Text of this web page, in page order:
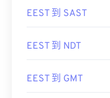
EEST 到 SAST
EEST 到 NDT
EEST 到 GMT